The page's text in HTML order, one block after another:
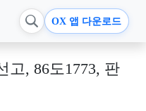
OX 앱 다운로드
고, 86도1773, 판